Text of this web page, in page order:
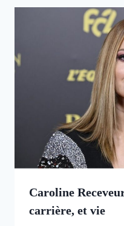
Caroline
carrière, et vie